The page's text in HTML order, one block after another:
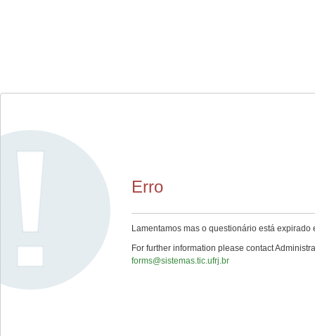
Erro
Lamentamos mas o questionário está expirado
For further information please contact
forms@sistemas.tic.ufrj.br